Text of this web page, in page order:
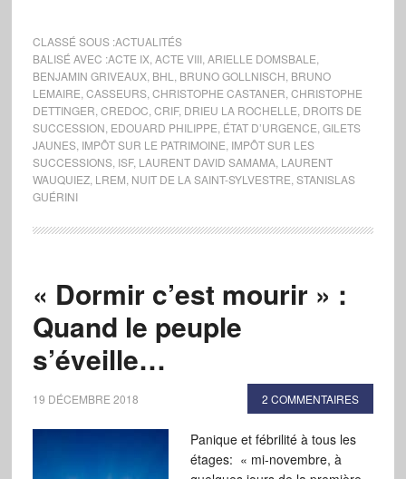
CLASSÉ SOUS :ACTUALITÉS
BALISÉ AVEC :ACTE IX, ACTE VIII, ARIELLE DOMSBALE
BENJAMIN GRIVEAUX, BHL BRUNO GOLLNISCH BRUNO
LEMAIRE CASSEURS, CHRISTOPHE CASTANER CHRISTOPHE
DETTINGER CREDOC CRIF, DRIEU LA ROCHELLE DROITS DE
SUCCESSION EDOUARD PHILIPPE ÉTAT D’URGENCE GILETS
JAUNES, IMPÔT SUR LE PATRIMOINE IMPÔT SUR LES
SUCCESSIONS, ISF, LAURENT DAVID SAMAMA, LAURENT
WAUQUIEZ, LREM NUIT DE LA SAINT-SYLVESTRE STANISLAS
GUÉRINI
« Dormir c’est mourir » :
Quand le peuple
s’éveille…
19 DÉCEMBRE 2018 2 COMMENTAIRES
Panique et fébrilité à tous les
étages: « mi-novembre, à